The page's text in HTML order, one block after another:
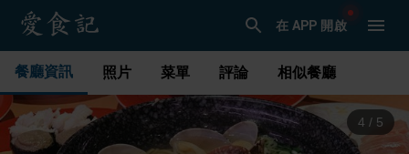
在 APP 開啟
餐廳資訊 照片 菜單 評論 相似餐廳
4 / 5